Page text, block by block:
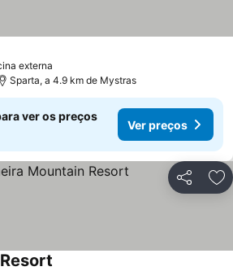
externa
preços
Sparta, a 4.9 km de Mystras
ver os preços
Ver preços
Partilhar